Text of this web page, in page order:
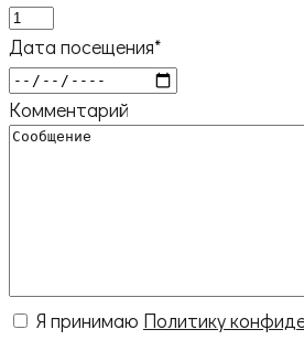
Дата посещения*
Комментарий
Я принимаю Политику